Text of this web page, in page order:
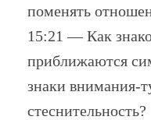
поменять
15:21 — Как
приближаются
знаки внимания-
стеснительность?